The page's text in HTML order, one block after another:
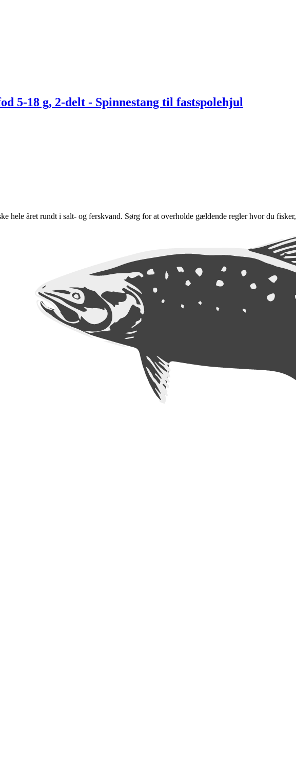
5-18 g, 2-delt - Spinnestang til fastspolehjul
hele året rundt i salt- og ferskvand. Sørg for at overholde gældende regler hvor du